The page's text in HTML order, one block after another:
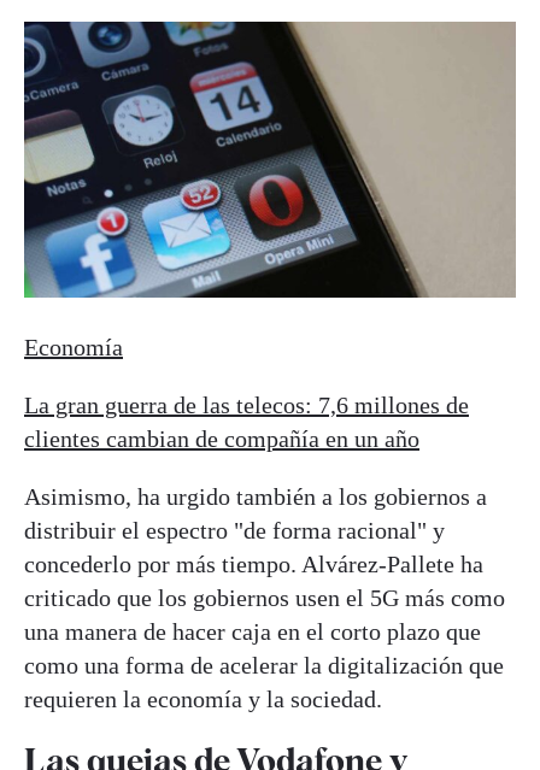
Economía
La gran guerra de las telecos: 7,6 millones de
clientes cambian de compañía en un año
Asimismo, ha urgido también a los gobiernos a
distribuir el espectro "de forma racional" y
concederlo por más tiempo. Alvárez-Pallete ha
criticado que los gobiernos usen el 5G más como
una manera de hacer caja en el corto plazo que
como una forma de acelerar la digitalización que
requieren la economía y la sociedad.
Las quejas de Vodafone y